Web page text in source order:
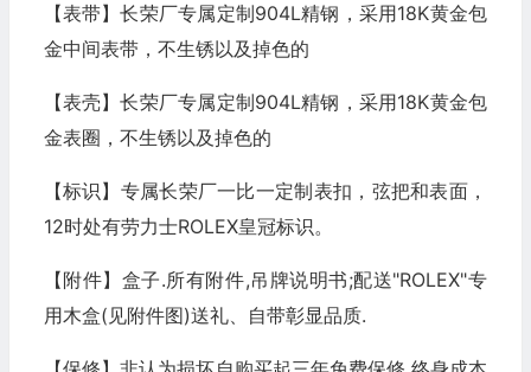
【表带】长荣厂专属定制904L精钢，采用18K黄金包
金中间表带，不生锈以及掉色的
【表壳】长荣厂专属定制904L精钢，采用18K黄金包
金表圈，不生锈以及掉色的
【标识】专属长荣厂一比一定制表扣，弦把和表面，
12时处有劳力士ROLEX皇冠标识。
【附件】盒子.所有附件,吊牌说明书;配送"ROLEX"专
用木盒(见附件图)送礼、自带彰显品质.